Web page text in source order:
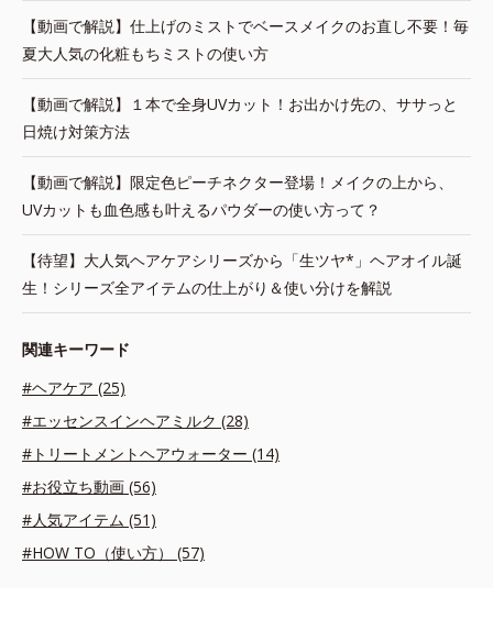
【動画で解説】仕上げのミストでベースメイクのお直し不要！毎
夏大人気の化粧もちミストの使い方
【動画で解説】１本で全身UVカット！お出かけ先の、ササっと
日焼け対策方法
【動画で解説】限定色ピーチネクター登場！メイクの上から、
UVカットも血色感も叶えるパウダーの使い方って？
【待望】大人気ヘアケアシリーズから「生ツヤ*」ヘアオイル誕
生！シリーズ全アイテムの仕上がり＆使い分けを解説
関連キーワード
#ヘアケア (25)
#エッセンスインヘアミルク (28)
#トリートメントヘアウォーター (14)
#お役立ち動画 (56)
#人気アイテム (51)
#HOW TO（使い方） (57)